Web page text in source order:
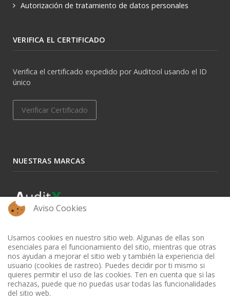
Autorización de tratamiento de datos personales
VERIFICA EL CERTIFICADO
Verifica el certificado expedido por Auditool usando el ID
único
Verificar Certificado
NUESTRAS MARCAS
Aviso Cookies
Usamos cookies en nuestro sitio web. Algunas de ellas son
esenciales para el funcionamiento del sitio, mientras que otras
nos ayudan a mejorar el sitio web y también la experiencia del
usuario (cookies de rastreo). Puedes decidir por ti mismo si
quieres permitir el uso de las cookies. Ten en cuenta que si las
rechazas, puede que no puedas usar todas las funcionalidades
del sitio web.